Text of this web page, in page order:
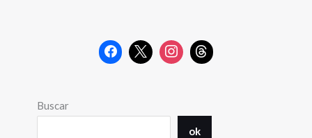
Buscar
ok